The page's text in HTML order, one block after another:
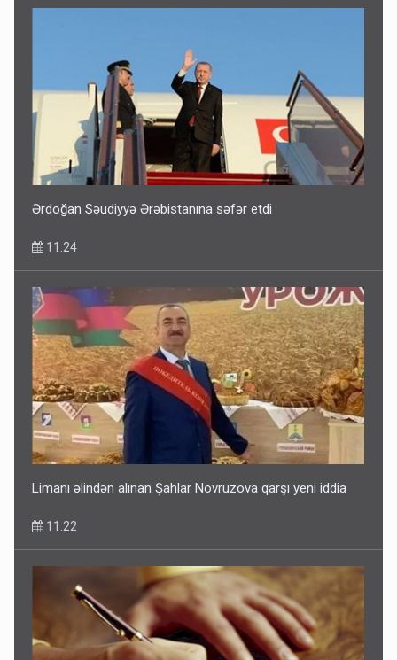
Ərdoğan Səudiyyə Ərəbistanına səfər etdi
11:24
Limanı əlindən alınan Şahlar Novruzova qarşı yeni iddia
11:22